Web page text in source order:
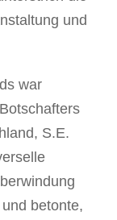
und
war
S.E.
betonte,